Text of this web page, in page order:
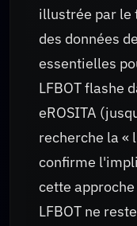
illustrée par le
des données
essentielles
LFBOT flashe
eROSITA
recherche la «
confirme
cette
LFBOT ne